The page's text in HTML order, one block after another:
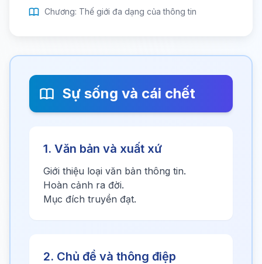
Chương: Thế giới đa dạng của thông tin
Sự sống và cái chết
1. Văn bản và xuất xứ
Giới thiệu loại văn bản thông tin.
Hoàn cảnh ra đời.
Mục đích truyền đạt.
2. Chủ đề và thông điệp